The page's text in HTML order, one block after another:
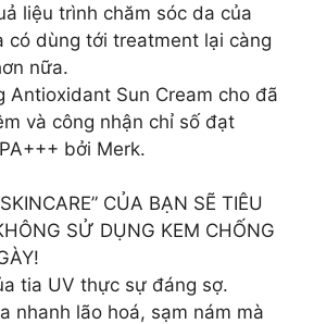
liệu trình chăm sóc da của
có dùng tới treatment lại càng
nữa.
Antioxidant Sun Cream cho đã
và công nhận chỉ số đạt
bởi Merk.
CỦA BẠN SẼ TIÊU
SỬ DỤNG KEM CHỐNG
tia UV thực sự đáng sợ.
nhanh lão hoá, sạm nám mà